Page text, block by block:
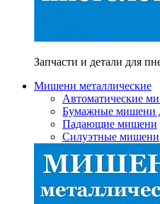
Запчасти и детали для
Мишени металлические
Автоматические
Бумажные мишени
Падающие мишени
Силуэтные мишени